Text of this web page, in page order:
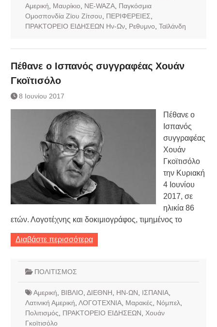
Αμερική
Μαυρίκιο ΝΕ-WAZA, Παγκόσμια
Ομοσπονδία Ζϊου Ζίτσου
ΠΕΡΙΦΕΡΕΙΕΣ
ΠΡΑΚΤΟΡΕΙΟ ΕΙΔΗΣΕΩΝ Ην-Ων, Ρεθυμνο Ταϊλάνδη
Πέθανε ο Ισπανός συγγραφέας Χουάν
Γκοϊτισόλο
8 Ιουνίου 2017
Πέθανε ο
Ισπανός
συγγραφέας
Χουάν
Γκοϊτισόλο
την Κυριακή
4 Ιουνίου
2017, σε
ηλικία 86
ετών. Λογοτέχνης και δοκιμιογράφος, τιμημένος το
Διαβάστε περισσότερα
ΠΟΛΙΤΙΣΜΟΣ
Αμερική ΒΙΒΛΙΟ ΔΙΕΘΝΗ ΗΝ-ΩΝ ΙΣΠΑΝΙΑ,
Λατινική Αμερική ΛΟΓΟΤΕΧΝΙΑ, Μαρακές Νόμπελ,
Πολιτισμός
ΠΡΑΚΤΟΡΕΙΟ ΕΙΔΗΣΕΩΝ
Χουάν
Γκοϊτισόλο